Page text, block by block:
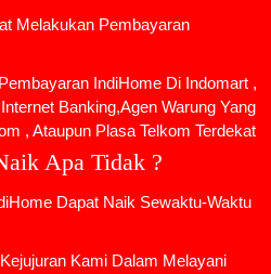
Melakukan Pembayaran
IndiHome Di Indomart ,
Banking,Agen Warung Yang
, Ataupun Plasa Telkom Terdekat
Apa Tidak ?
Dapat Naik Sewaktu-Waktu
Kami Dalam Melayani